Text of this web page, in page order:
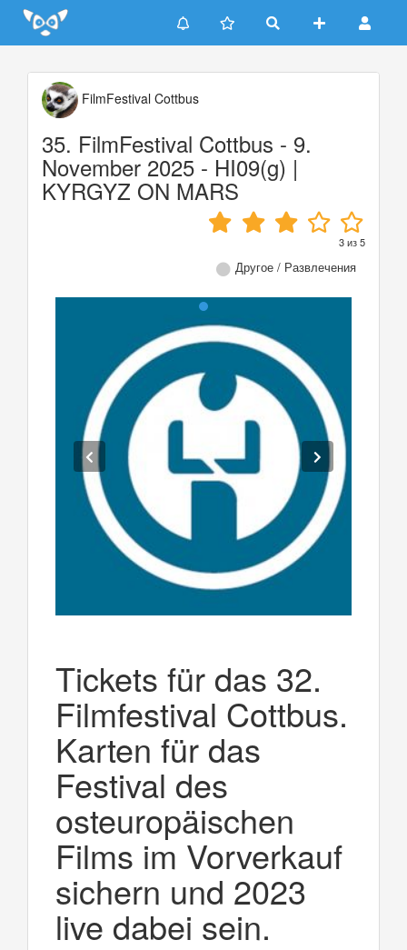
Update cookies preferences
FilmFestival Cottbus
35. FilmFestival Cottbus - 9.
November 2025 - HI09(g) |
KYRGYZ ON MARS
3из5
Другое / Развлечения
Tickets für das 32.
Filmfestival Cottbus.
Karten für das
Festival des
osteuropäischen
Films im Vorverkauf
sichern und 2023
live dabei sein.